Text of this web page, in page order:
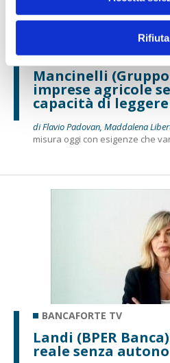
Rifiuta
BANCAFORTE TV
Mancinelli (Gruppo
imprese agricole
capacità di
di Flavio Padovan, Maddalena
misura oggi con esigenze che
BANCAFORTE TV
Landi (BPER
reale senza